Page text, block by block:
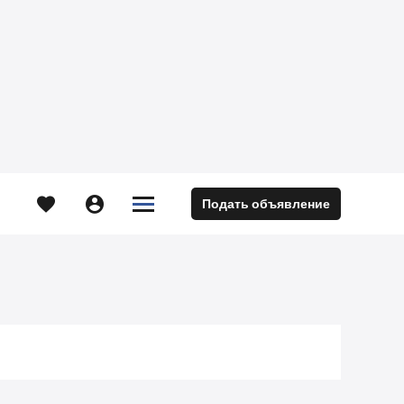
  

 Подать объявление